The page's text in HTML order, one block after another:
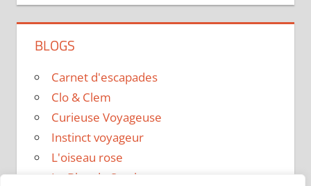
BLOGS
Carnet d'escapades
Clo & Clem
Curieuse Voyageuse
Instinct voyageur
L'oiseau rose
Le Blog de Sarah